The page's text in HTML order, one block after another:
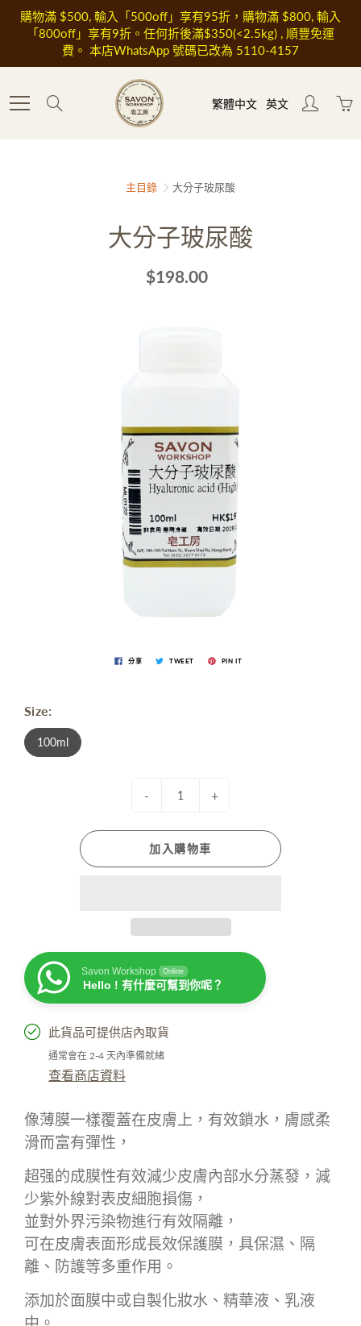
Skip
Content
購物滿 $500, 輸入「500off」享有95折，購物滿 $800, 輸入
「800off」享有9折。任何折後滿$350(<2.5kg) , 順豐免運
費。 本店WhatsApp 號碼已改為 5110-4157
繁體中文 英文
主目錄 大分子玻尿酸
大分子玻尿酸
$198.00
分享 TWEET PIN IT
Size:
100ml
- +
加入購物車
Savon Workshop Online
Hello ! 有什麼可幫到你呢？
此貨品可提供店內取貨
通常會在 2-4 天內準備就緒
查看商店資料
像薄膜一樣覆蓋在皮膚上，有效鎖水，膚感柔
滑而富有彈性，
超强的成膜性有效減少皮膚內部水分蒸發，減
少紫外線對表皮細胞損傷，
並對外界污染物進行有效隔離，
可在皮膚表面形成長效保護膜，具保濕、隔
離、防護等多重作用。
添加於面膜中或自製化妝水、精華液、乳液